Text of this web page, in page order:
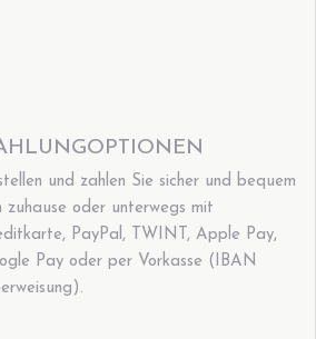
und zahlen Sie sicher und bequem
zuhause oder unterwegs mit
PayPal, TWINT, Apple Pay,
Pay oder per Vorkasse (IBAN